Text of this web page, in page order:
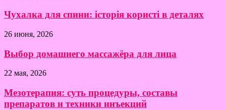
Чухалка для спини: історія користі в деталях
26 июня, 2026
Выбор домашнего массажёра для лица
22 мая, 2026
Мезотерапия: суть процедуры, составы
препаратов и техники инъекций